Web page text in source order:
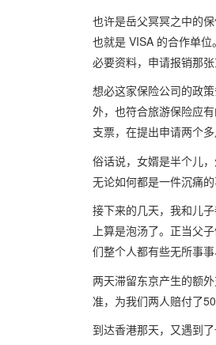
也许是岳父冥冥之中的
也就是 VISA 的合作单
必要资料，申请报销那
想必这家保险公司的政
外，也符合旅游保险应
支票，在提出申请两个
俗话说，女婿是半个儿
无论如何都是一件沉痛的
接下来的几天，我和儿
上算是泡汤了。正当父
们整个人都有些无所事
两天滞留东京产生的额
准，为我们两人赔付了
到达香港那天，又遇到了